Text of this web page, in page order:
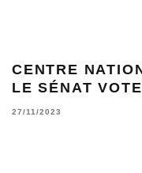
CENTRE
LE SÉNAT
27/11/2023